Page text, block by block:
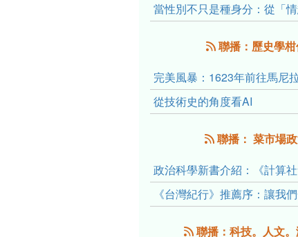
聯播：歷史學
從技術史的角度看AI
聯播： 菜市場
政治科學新書介紹：《計算社
聯播：科技。人文。